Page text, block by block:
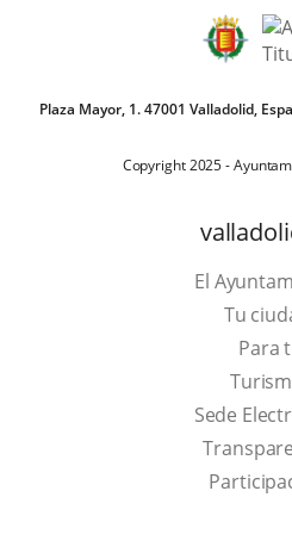
Plaza Mayor, 1. 47001 Valladolid,
Copyright 2025 -
El
Tu
Para
Sede